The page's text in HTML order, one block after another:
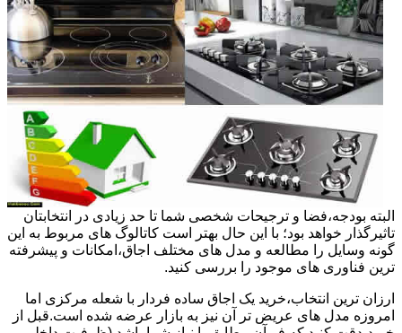
البته بودجه،فضا و ترجیحات شخصی شما تا حد زیادی در انتخابتان
تاثیرگذار خواهد بود؛ با این حال بهتر است کاتالوگ های مربوط به این
گونه وسایل را مطالعه و مدل های مختلف اجاق،امکانات و پیشرفته
ترین فناوری های موجود را بررسی کنید.
ارزان ترین انتخاب،خرید یک اجاق ساده فردار با شعله مرکزی اما
امروزه مدل های عریض تر آن نیز به بازار عرضه شده است.قبل از